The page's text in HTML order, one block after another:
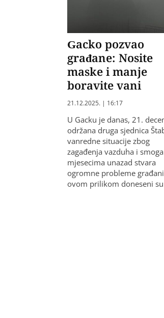
Gacko pozvao
građane: Nosite
maske i manje
boravite vani
21.12.2025. | 16:17
U Gacku je danas, 21.
održana druga sjednica
vanredne situacije zbog
zagađenja vazduha i
mjesecima unazad stvara
ogromne probleme
ovom prilikom doneseni